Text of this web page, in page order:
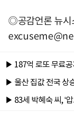
◎공감언론 뉴시